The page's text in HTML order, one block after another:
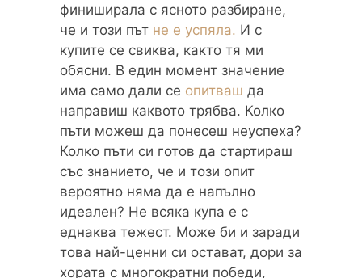
финиширала с ясното разбиране,
че и този път не е успяла. И с
купите се свиква, както тя ми
обясни. В един момент значение
има само дали се опитваш да
направиш каквото трябва. Колко
пъти можеш да понесеш неуспеха?
Колко пъти си готов да стартираш
със знанието, че и този опит
вероятно няма да е напълно
идеален? Не всяка купа е с
еднаква тежест. Може би и заради
това най-ценни си остават, дори за
хората с многократни победи,